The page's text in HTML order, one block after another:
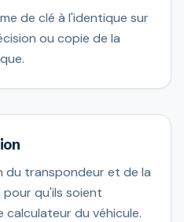
de clé à l'identique sur
ou copie de la
du transpondeur et de la
qu'ils soient
calculateur du véhicule.